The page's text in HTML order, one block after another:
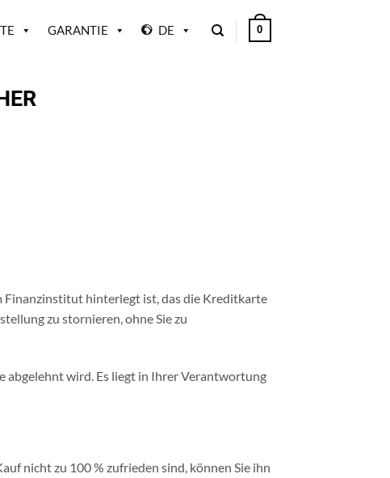
GARANTIE DE 0
Finanzinstitut hinterlegt ist, das die Kreditkarte
zu stornieren, ohne Sie zu
abgelehnt wird. Es liegt in Ihrer Verantwortung
nicht zu 100 % zufrieden sind, können Sie ihn